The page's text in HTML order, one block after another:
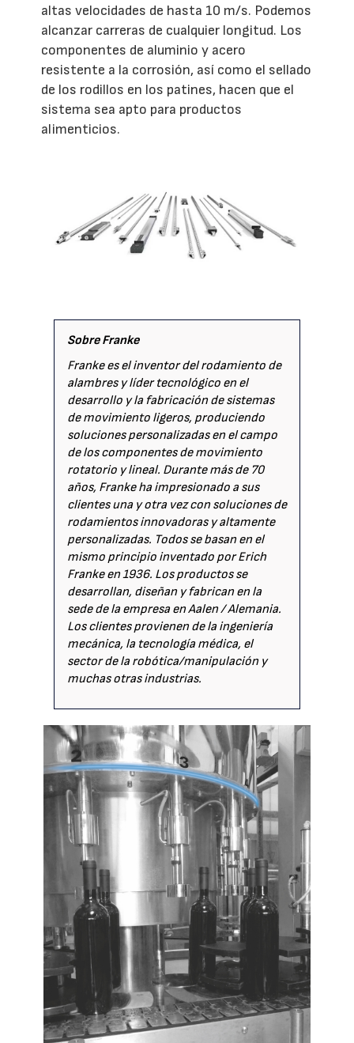
altas velocidades de hasta 10 m/s. Podemos
alcanzar carreras de cualquier longitud. Los
componentes de aluminio y acero
resistente a la corrosión, así como el sellado
de los rodillos en los patines, hacen que el
sistema sea apto para productos
alimenticios.
Sobre Franke
Franke es el inventor del rodamiento de
alambres y líder tecnológico en el
desarrollo y la fabricación de sistemas
de movimiento ligeros, produciendo
soluciones personalizadas en el campo
de los componentes de movimiento
rotatorio y lineal. Durante más de 70
años, Franke ha impresionado a sus
clientes una y otra vez con soluciones de
rodamientos innovadoras y altamente
personalizadas. Todos se basan en el
mismo principio inventado por Erich
Franke en 1936. Los productos se
desarrollan, diseñan y fabrican en la
sede de la empresa en Aalen / Alemania.
Los clientes provienen de la ingeniería
mecánica, la tecnología médica, el
sector de la robótica/manipulación y
muchas otras industrias.